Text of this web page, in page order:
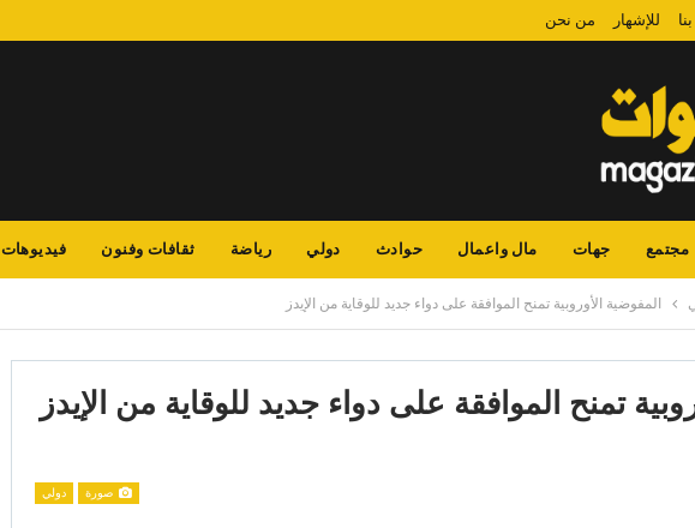
للإشهار من نحن
مجتمع جهات مال واعمال حوادث دولي رياضة ثقافات وفنون فيديوهات
المفوضية الأوروبية تمنح الموافقة على دواء جديد للوقاية من الإيدز
تمنح الموافقة على دواء جديد للوقاية من الإيدز
صورة دولي